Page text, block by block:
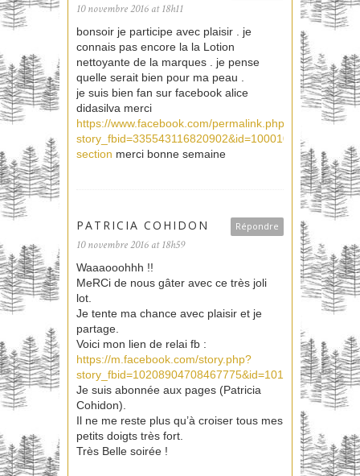
10 novembre 2016 at 18h11
bonsoir je participe avec plaisir . je
connais pas encore la la Lotion
nettoyante de la marques . je pense
quelle serait bien pour ma peau .
je suis bien fan sur facebook alice
didasilva merci
https://www.facebook.com/permalink.php?
section merci bonne semaine
Répondre
PATRICIA COHIDON
10 novembre 2016 at 18h59
Waaaooohhh !!
MeRCi de nous gâter avec ce très joli
lot.
Je tente ma chance avec plaisir et je
partage.
Voici mon lien de relai fb :
https://m.facebook.com/story.php?
story_fbid=10208904708467775&id=1017073953
Je suis abonnée aux pages (Patricia
Cohidon).
Il ne me reste plus qu’à croiser tous mes
petits doigts très fort.
Très Belle soirée !